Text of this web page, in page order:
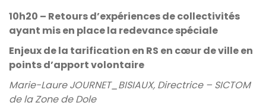
10h20 – Retours d’expériences de collectivités
ayant mis en place la redevance spéciale
Enjeux de la tarification en RS en cœur de ville en
points d’apport volontaire
Marie-Laure JOURNET_BISIAUX, Directrice – SICTOM
de la Zone de Dole